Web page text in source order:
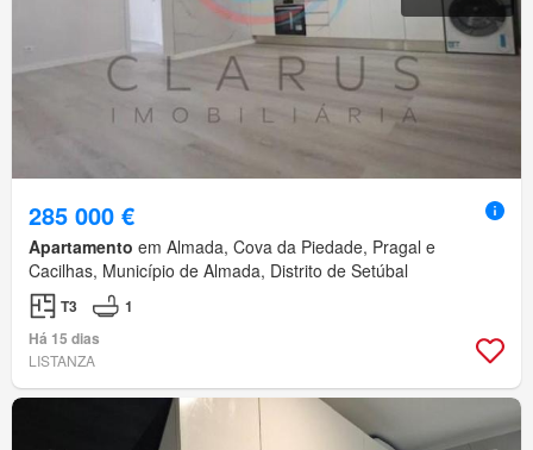
285 000 €
Apartamento em Almada, Cova da Piedade, Pragal e
Cacilhas, Município de Almada, Distrito de Setúbal
T3
1
Há 15 dias
LISTANZA